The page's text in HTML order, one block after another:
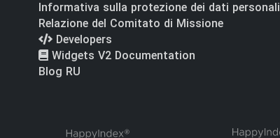
Informativa sulla protezione dei dati personali
Relazione del Comitato di Missione
Developers
Widgets V2 Documentation
Blog RU